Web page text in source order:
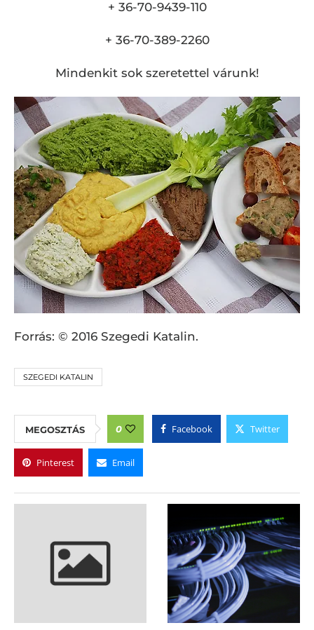
+ 36-70-9439-110
+ 36-70-389-2260
Mindenkit sok szeretettel várunk!
Forrás: © 2016 Szegedi Katalin.
SZEGEDI KATALIN
MEGOSZTÁS 0 Facebook Twitter
Pinterest Email